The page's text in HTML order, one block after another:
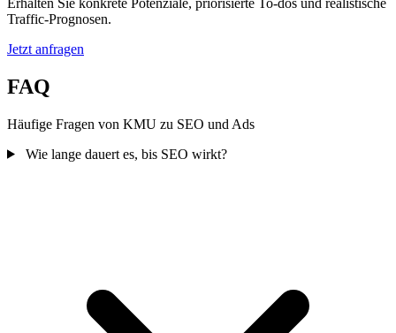
Erhalten Sie konkrete Potenziale, priorisierte To-dos und realistische
Traffic-Prognosen.
Jetzt anfragen
FAQ
Häufige Fragen von KMU zu SEO und Ads
Wie lange dauert es, bis SEO wirkt?